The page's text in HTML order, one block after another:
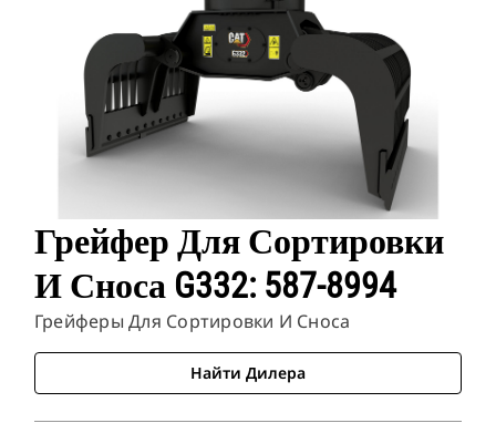
Грейфер Для Сортировки
И Сноса G332: 587-8994
Грейферы Для Сортировки И Сноса
Найти Дилера